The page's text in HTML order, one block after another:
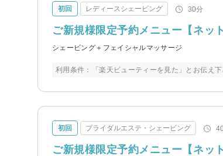
初回 レディースシェービング 30分
ご新規様限定予約メニュー【ネッ
シェービング＋フェイシャルマッサージ
利用条件：「楽天ビューティーを見た」とお伝え下
初回 ブライダルエステ・シェービング
ご新規様限定予約メニュー【ネッ